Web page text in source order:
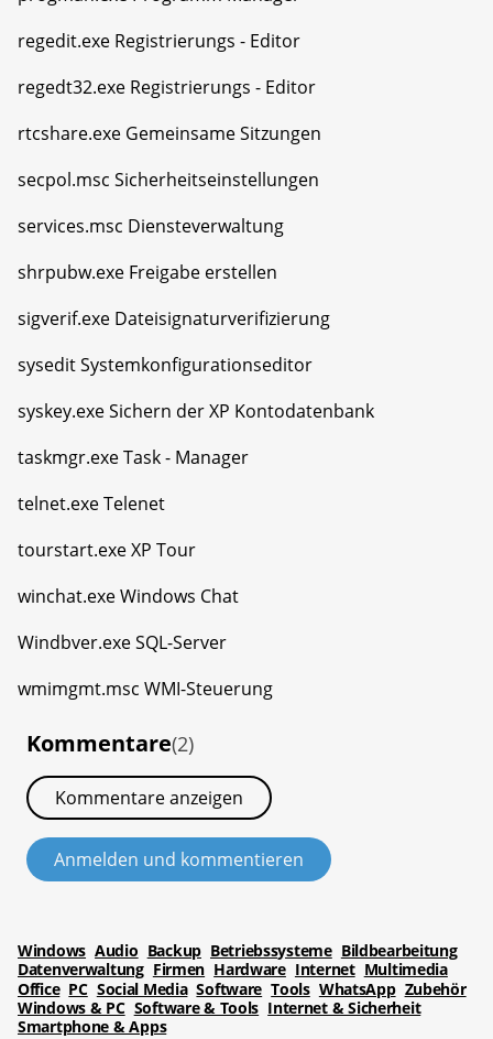
regedit.exe Registrierungs - Editor
regedt32.exe Registrierungs - Editor
rtcshare.exe Gemeinsame Sitzungen
secpol.msc Sicherheitseinstellungen
services.msc Diensteverwaltung
shrpubw.exe Freigabe erstellen
sigverif.exe Dateisignaturverifizierung
sysedit Systemkonfigurationseditor
syskey.exe Sichern der XP Kontodatenbank
taskmgr.exe Task - Manager
telnet.exe Telenet
tourstart.exe XP Tour
winchat.exe Windows Chat
Windbver.exe SQL-Server
wmimgmt.msc WMI-Steuerung
Kommentare(2)
Kommentare anzeigen
Anmelden und kommentieren
Windows Audio Backup Betriebssysteme Bildbearbeitung
Datenverwaltung Firmen Hardware Internet Multimedia
Office PC Social Media Software Tools WhatsApp Zubehör
Windows & PC Software & Tools Internet & Sicherheit
Smartphone & Apps